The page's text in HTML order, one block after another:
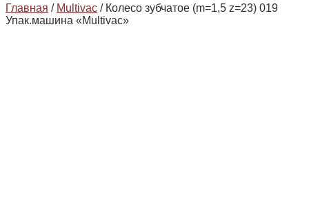
Главная / Multivac / Колесо зубчатое (m=1,5 z=23) 019
Упак.машина «Multivac»